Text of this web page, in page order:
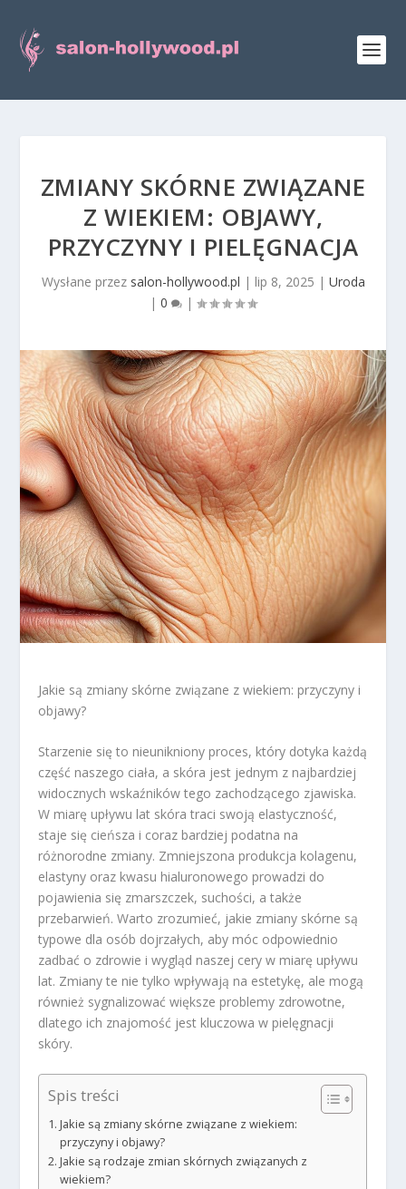
ZMIANY SKÓRNE ZWIĄZANE
Z WIEKIEM: OBJAWY,
PRZYCZYNY I PIELĘGNACJA
Wysłane przez salon-hollywood.pl | lip 8, 2025 | Uroda
| 0 |
Jakie są zmiany skórne związane z wiekiem: przyczyny i
objawy?
Starzenie się to nieunikniony proces, który dotyka każdą
część naszego ciała, a skóra jest jednym z najbardziej
widocznych wskaźników tego zachodzącego zjawiska.
W miarę upływu lat skóra traci swoją elastyczność,
staje się cieńsza i coraz bardziej podatna na
różnorodne zmiany. Zmniejszona produkcja kolagenu,
elastyny oraz kwasu hialuronowego prowadzi do
pojawienia się zmarszczek, suchości, a także
przebarwień. Warto zrozumieć, jakie zmiany skórne są
typowe dla osób dojrzałych, aby móc odpowiednio
zadbać o zdrowie i wygląd naszej cery w miarę upływu
lat. Zmiany te nie tylko wpływają na estetykę, ale mogą
również sygnalizować większe problemy zdrowotne,
dlatego ich znajomość jest kluczowa w pielęgnacji
skóry.
Spis treści
Jakie są zmiany skórne związane z wiekiem:
przyczyny i objawy?
Jakie są rodzaje zmian skórnych związanych z
wiekiem?